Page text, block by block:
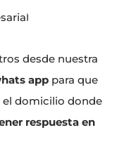
desde nuestra
apppara que
el domicilio donde
respuesta en